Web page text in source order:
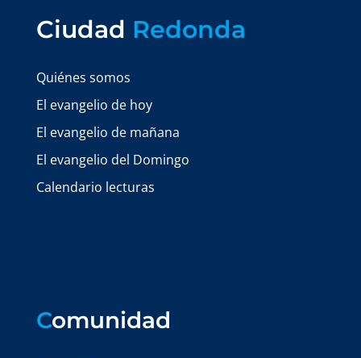
Ciudad Redonda
Quiénes somos
El evangelio de hoy
El evangelio de mañana
El evangelio del Domingo
Calendario lecturas
Comunidad